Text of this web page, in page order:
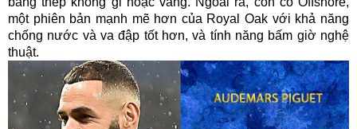
một phiên bản mạnh mẽ hơn của Royal Oak với khả năng
chống nước và va đập tốt hơn, và tính năng bấm giờ nghệ
thuật.